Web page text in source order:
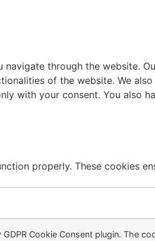
through the website.
of the website. We
with your consent. You
properly. These cookies
Cookie Consent plugin. The